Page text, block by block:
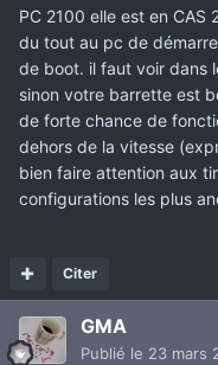
PC 2100 elle est en
du tout au pc de
de boot. il faut voir dans
sinon votre barrette est
de forte chance de
dehors de la vitesse
bien faire attention aux
configurations les plus
Citer
GMA
Publié le 23 mars